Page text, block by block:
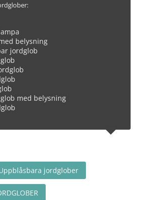
belysning
jordglob
med belysning
jordglober